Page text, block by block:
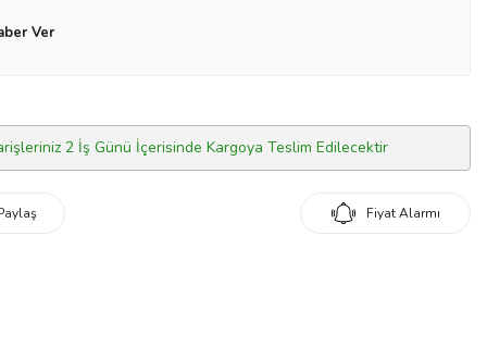
Ver
2 İş Günü İçerisinde Kargoya Teslim Edilecektir
Fiyat Alarmı